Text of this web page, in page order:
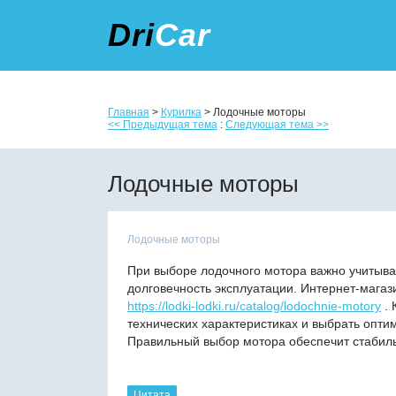
DriCar
Главная > Курилка > Лодочные моторы
<< Предыдущая тема : Следующая тема >>
Лодочные моторы
Лодочные моторы
При выборе лодочного мотора важно
долговечность эксплуатации. Интернет-
https://lodki-lodki.ru/catalog/lodochnie-motory .
технических характеристиках и выбрать
Правильный выбор мотора обеспечит